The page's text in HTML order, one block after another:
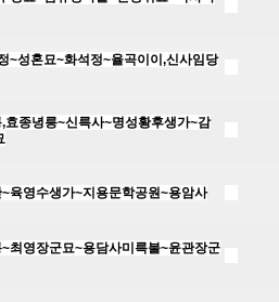
~성혼묘~화석정~율곡이이 ,신사임당
,효종녕릉~신륵사~명성황후생가~감
~육영수생가~지용문학공원~용암사
~최영장군묘~용담사미륵불~윤관장군